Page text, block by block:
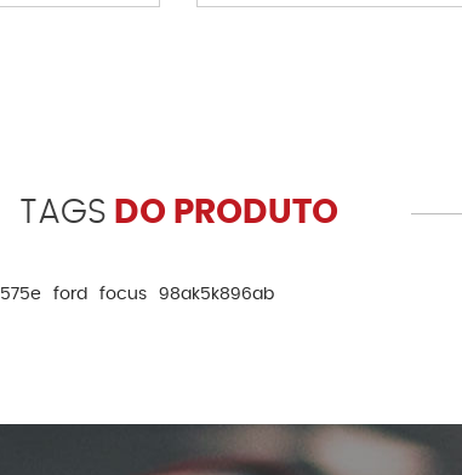
TAGS DO PRODUTO
1575e ford focus 98ak5k896ab